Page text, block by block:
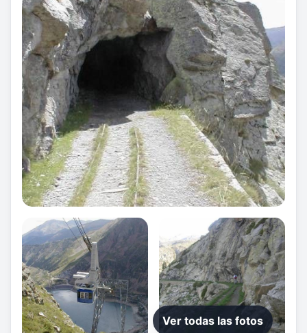
Ver todas las fotos